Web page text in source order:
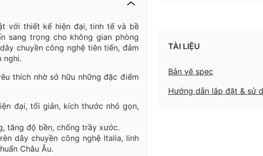
với thiết kế hiện đại, tinh tế và bề
sang trọng cho không gian phòng
chuyền công nghệ tiên tiến, đảm
nghi.
thích nhờ sở hữu những đặc điểm
đại, tối giản, kích thước nhỏ gọn,
, tăng độ bền, chống trầy xước.
dây chuyền công nghệ Italia, linh
Châu Âu.
TÀI LIỆU
Bản vẽ spec
Hướng dẫn lắp đặt & sử